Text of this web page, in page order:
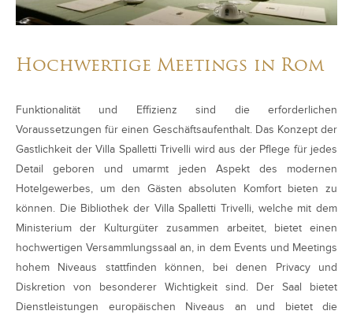
Hochwertige Meetings in Rom
Funktionalität und Effizienz sind die erforderlichen
Voraussetzungen für einen Geschäftsaufenthalt. Das Konzept der
Gastlichkeit der Villa Spalletti Trivelli wird aus der Pflege für jedes
Detail geboren und umarmt jeden Aspekt des modernen
Hotelgewerbes, um den Gästen absoluten Komfort bieten zu
können. Die Bibliothek der Villa Spalletti Trivelli, welche mit dem
Ministerium der Kulturgüter zusammen arbeitet, bietet einen
hochwertigen Versammlungssaal an, in dem Events und Meetings
hohem Niveaus stattfinden können, bei denen Privacy und
Diskretion von besonderer Wichtigkeit sind. Der Saal bietet
Dienstleistungen europäischen Niveaus an und bietet die